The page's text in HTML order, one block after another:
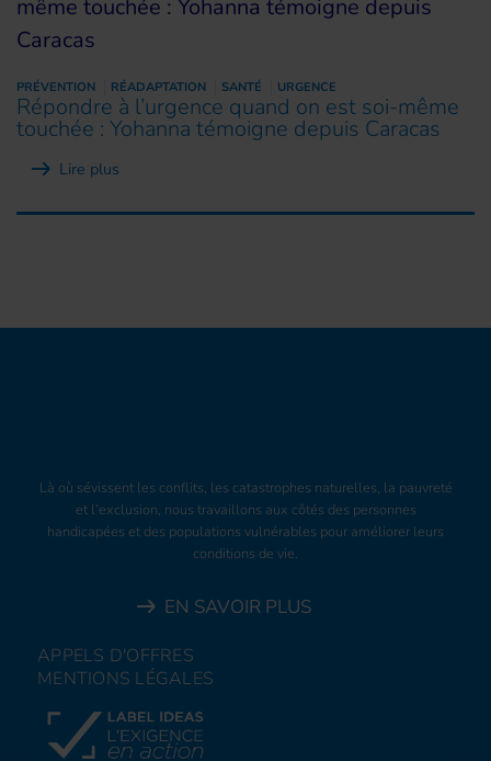
PRÉVENTION RÉADAPTATION SANTÉ URGENCE
Répondre à l’urgence quand on est soi-même
touchée : Yohanna témoigne depuis Caracas
Lire plus
Là où sévissent les conflits, les catastrophes naturelles, la pauvreté
et l’exclusion, nous travaillons aux côtés des personnes
handicapées et des populations vulnérables pour améliorer leurs
conditions de vie.
EN SAVOIR PLUS
APPELS D'OFFRES
MENTIONS LÉGALES